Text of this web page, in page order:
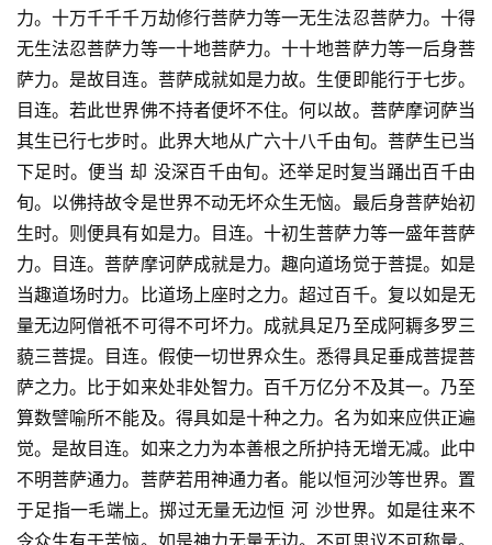
力。十万千千千万劫修行菩萨力等一无生法忍菩萨力。十得
无生法忍菩萨力等一十地菩萨力。十十地菩萨力等一后身菩
萨力。是故目连。菩萨成就如是力故。生便即能行于七步。
目连。若此世界佛不持者便坏不住。何以故。菩萨摩诃萨当
其生已行七步时。此界大地从广六十八千由旬。菩萨生已当
下足时。便当 却 没深百千由旬。还举足时复当踊出百千由
旬。以佛持故令是世界不动无坏众生无恼。最后身菩萨始初
生时。则便具有如是力。目连。十初生菩萨力等一盛年菩萨
力。目连。菩萨摩诃萨成就是力。趣向道场觉于菩提。如是
当趣道场时力。比道场上座时之力。超过百千。复以如是无
量无边阿僧祇不可得不可坏力。成就具足乃至成阿耨多罗三
藐三菩提。目连。假使一切世界众生。悉得具足垂成菩提菩
萨之力。比于如来处非处智力。百千万亿分不及其一。乃至
算数譬喻所不能及。得具如是十种之力。名为如来应供正遍
觉。是故目连。如来之力为本善根之所护持无增无减。此中
不明菩萨通力。菩萨若用神通力者。能以恒河沙等世界。置
于足指一毛端上。掷过无量无边恒 河 沙世界。如是往来不